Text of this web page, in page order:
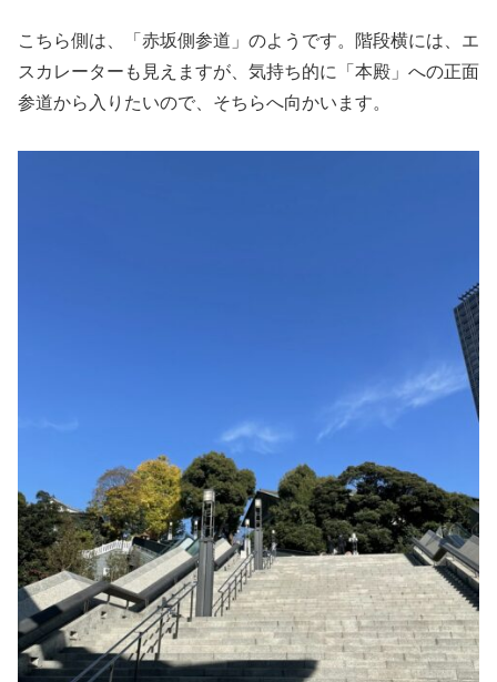
こちら側は、「赤坂側参道」のようです。階段横には、エ
スカレーターも見えますが、気持ち的に「本殿」への正面
参道から入りたいので、そちらへ向かいます。